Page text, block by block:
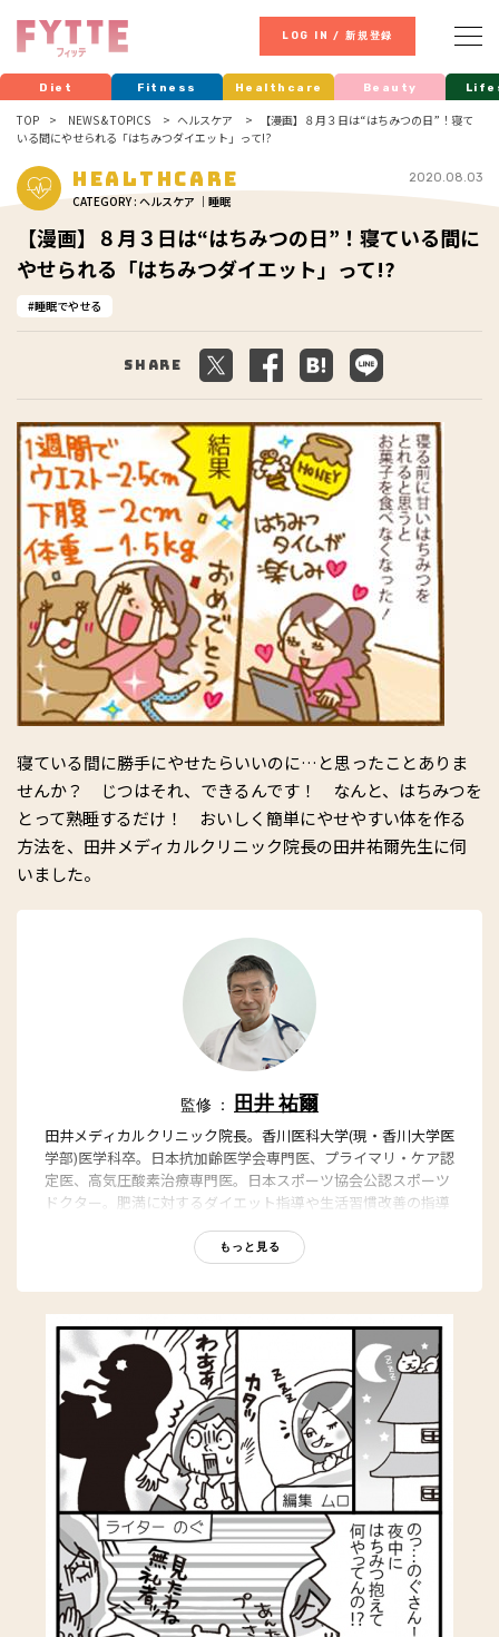
LOG IN / 新規登録
Diet Fitness Healthcare Beauty
TOP NEWS & TOPICS ヘルスケア
【漫画】８月３日は“はちみつの日”！寝て
いる間にやせられる「はちみつダイエット」って!?
Healthcare
CATEGORY : ヘルスケア ｜睡眠
2020.08.03
【漫画】８月３日は“はちみつの日”！寝ている間に
やせられる「はちみつダイエット」って!?
睡眠でやせる
Share
寝ている間に勝手にやせたらいいのに…と思ったことありま
せんか？ じつはそれ、できるんです！ なんと、はちみつを
とって熟睡するだけ！ おいしく簡単にやせやすい体を作る
方法を、田井メディカルクリニック院長の田井祐爾先生に伺
いました。
監修 ： 田井 祐爾
田井メディカルクリニック院長。香川医科大学(現・香川大学医
学部)医学科卒。日本抗加齢医学会専門医、プライマリ・ケア認
定医、高気圧酸素治療専門医。日本スポーツ協会公認スポーツ
ドクター。肥満に対するダイエット指導や生活習慣改善の指導
もっと見る